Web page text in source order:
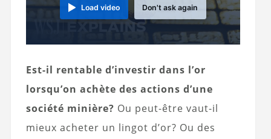
Load video Don't ask again
Est-il rentable d’investir dans l’or
lorsqu’on achète des actions d’une
société minière? Ou peut-être vaut-il
mieux acheter un lingot d’or? Ou des